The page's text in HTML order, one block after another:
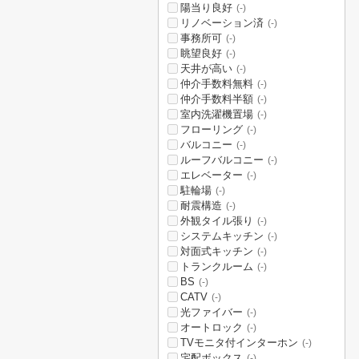
陽当り良好 (-)
リノベーション済 (-)
事務所可 (-)
眺望良好 (-)
天井が高い (-)
仲介手数料無料 (-)
仲介手数料半額 (-)
室内洗濯機置場 (-)
フローリング (-)
バルコニー (-)
ルーフバルコニー (-)
エレベーター (-)
駐輪場 (-)
耐震構造 (-)
外観タイル張り (-)
システムキッチン (-)
対面式キッチン (-)
トランクルーム (-)
BS (-)
CATV (-)
光ファイバー (-)
オートロック (-)
TVモニタ付インターホン (-)